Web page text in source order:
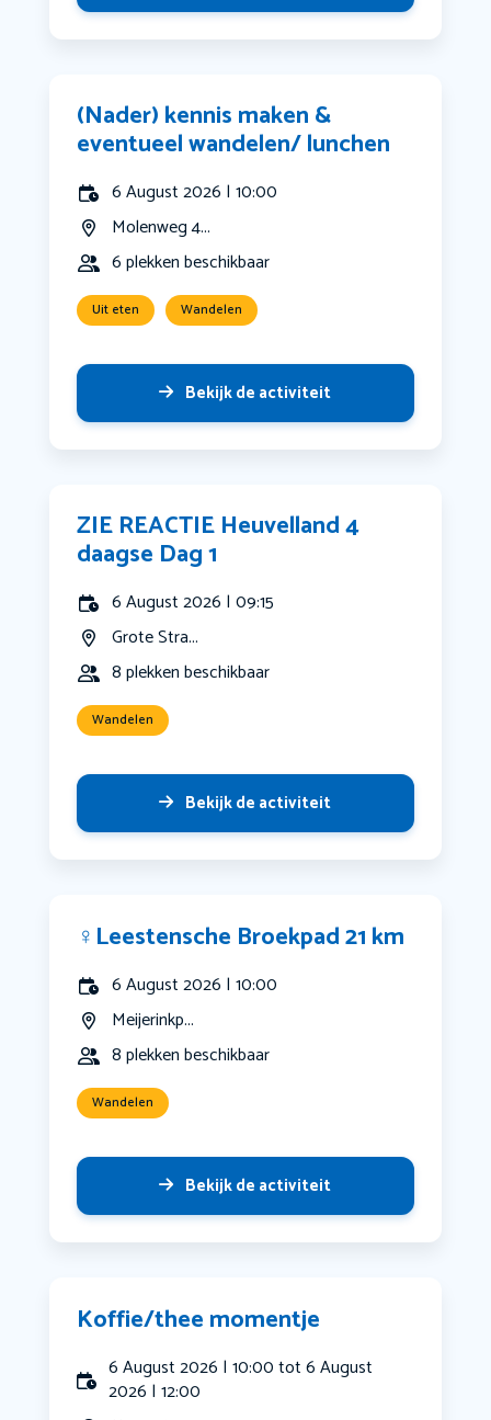
(Nader) kennis maken &
eventueel wandelen/ lunchen
6 August 2026 | 10:00
Molenweg 4...
6 plekken beschikbaar
Uit eten Wandelen
Bekijk de activiteit
ZIE REACTIE Heuvelland 4
daagse Dag 1
6 August 2026 | 09:15
Grote Stra...
8 plekken beschikbaar
Wandelen
Bekijk de activiteit
‍♀️Leestensche Broekpad 21 km
6 August 2026 | 10:00
Meijerinkp...
8 plekken beschikbaar
Wandelen
Bekijk de activiteit
Koffie/thee momentje
6 August 2026 | 10:00 tot 6 August
2026 | 12:00